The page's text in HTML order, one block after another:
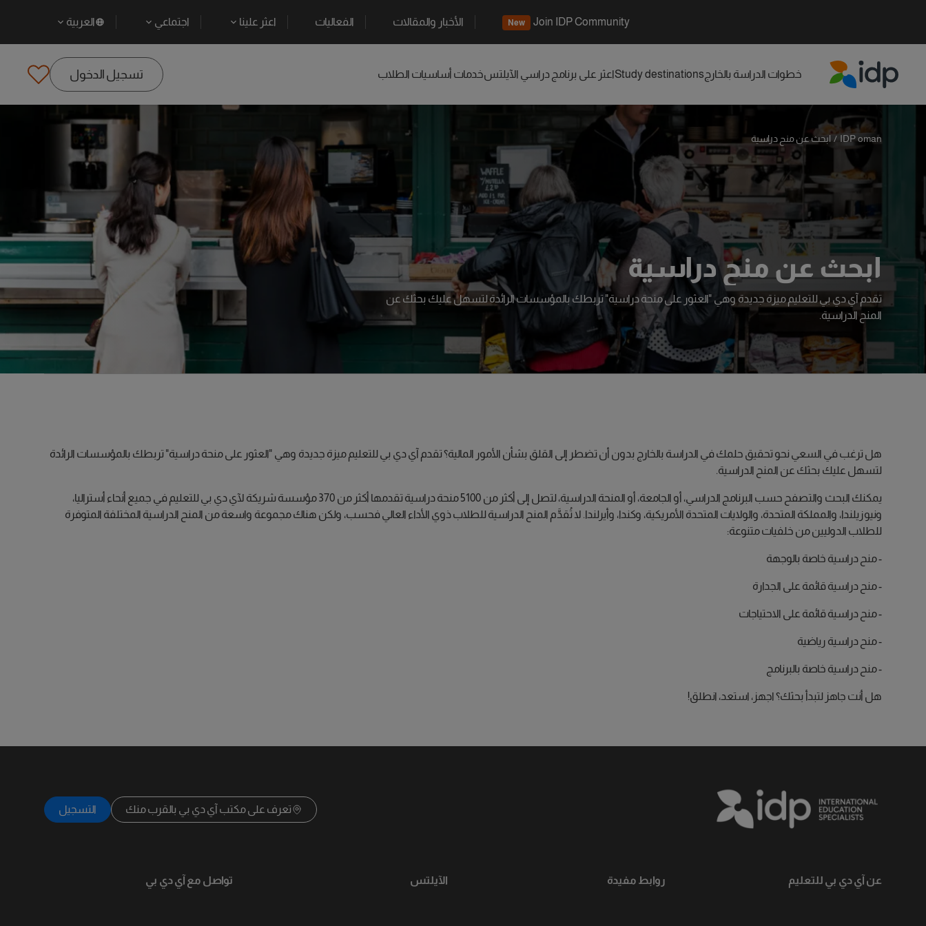
Join IDP Community
New الأخبار والمقالات الفعاليات اعثر علينا اجتماعي العربية
خطوات الدراسة بالخارج Study destinationsاعثر على برنامج دراسي الآيلتسخدمات أساسيات الطلاب تسجيل الدخول
IDP oman
/ ابحث عن منح دراسية
ابحث عن منح دراسية
تقدم آي دي بي للتعليم ميزة جديدة وهي "العثور على منحة دراسية" تربطك بالمؤسسات الرائدة لتسهل عليك بحثك عن
المنح الدراسية.
هل ترغب في السعي نحو تحقيق حلمك في الدراسة بالخارج بدون أن تضطر إلى القلق بشأن الأمور المالية؟ تقدم آي دي بي للتعليم ميزة جديدة وهي "العثور على منحة دراسية" تربطك بالمؤسسات الرائدة
لتسهل عليك بحثك عن المنح الدراسية.
يمكنك البحث والتصفح حسب البرنامج الدراسي، أو الجامعة، أو المنحة الدراسية، لتصل إلى أكثر من 5100 منحة دراسية تقدمها أكثر من 370 مؤسسة شريكة لآي دي بي للتعليم في جميع أنحاء أستراليا،
ونيوزيلندا، والمملكة المتحدة، والولايات المتحدة الأمريكية، وكندا، وأيرلندا. لا تُقدَّم المنح الدراسية للطلاب ذوي الأداء العالي فحسب، ولكن هناك مجموعة واسعة من المنح الدراسية المختلفة المتوفرة
للطلاب الدوليين من خلفيات متنوعة:
- منح دراسية خاصة بالوجهة
- منح دراسية قائمة على الجدارة
- منح دراسية قائمة على الاحتياجات
- منح دراسية رياضية
- منح دراسية خاصة بالبرنامج
هل أنت جاهز لتبدأ بحثك؟ اجهز، استعد، انطلق!
تعرف على مكتب آي دي بي بالقرب منك التسجيل
عن آي دي بي للتعليم روابط مفيدة الآيلتس تواصل مع آي دي بي